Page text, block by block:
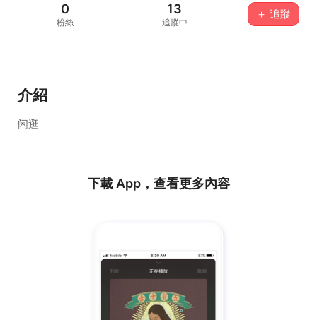
0
粉絲
13
追蹤中
＋ 追蹤
介紹
闲逛
下載 App，查看更多內容